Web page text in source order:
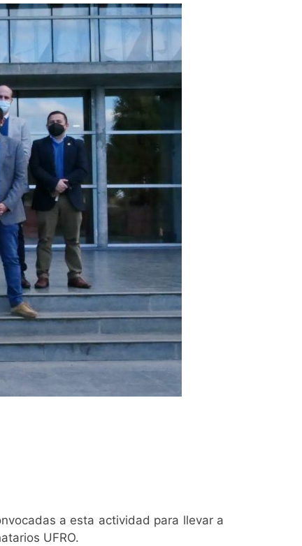
a esta actividad para llevar a
UFRO.